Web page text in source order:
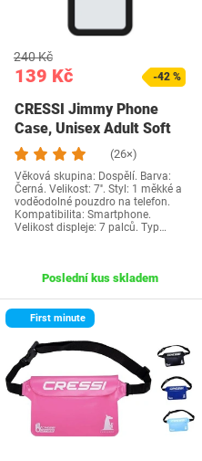
139 Kč
240 Kč
-42 %
CRESSI Jimmy Phone
Case, Unisex Adult Soft
Waterproof Case,…
(26×)
Věková skupina: Dospělí. Barva:
Černá. Velikost: 7''. Styl: 1 měkké a
voděodolné pouzdro na telefon.
Kompatibilita: Smartphone.
Velikost displeje: 7 palců. Typ…
Poslední kus skladem
First minute